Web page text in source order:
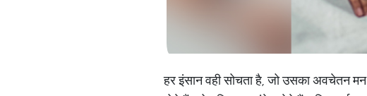
हर इंसान वही सोचता है, जो उसका अवचेतन